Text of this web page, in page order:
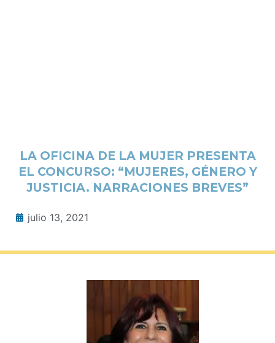
LA OFICINA DE LA MUJER PRESENTA
EL CONCURSO: “MUJERES, GÉNERO Y
JUSTICIA. NARRACIONES BREVES”
julio 13, 2021